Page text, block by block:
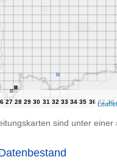
Leaflet
sind unter einer